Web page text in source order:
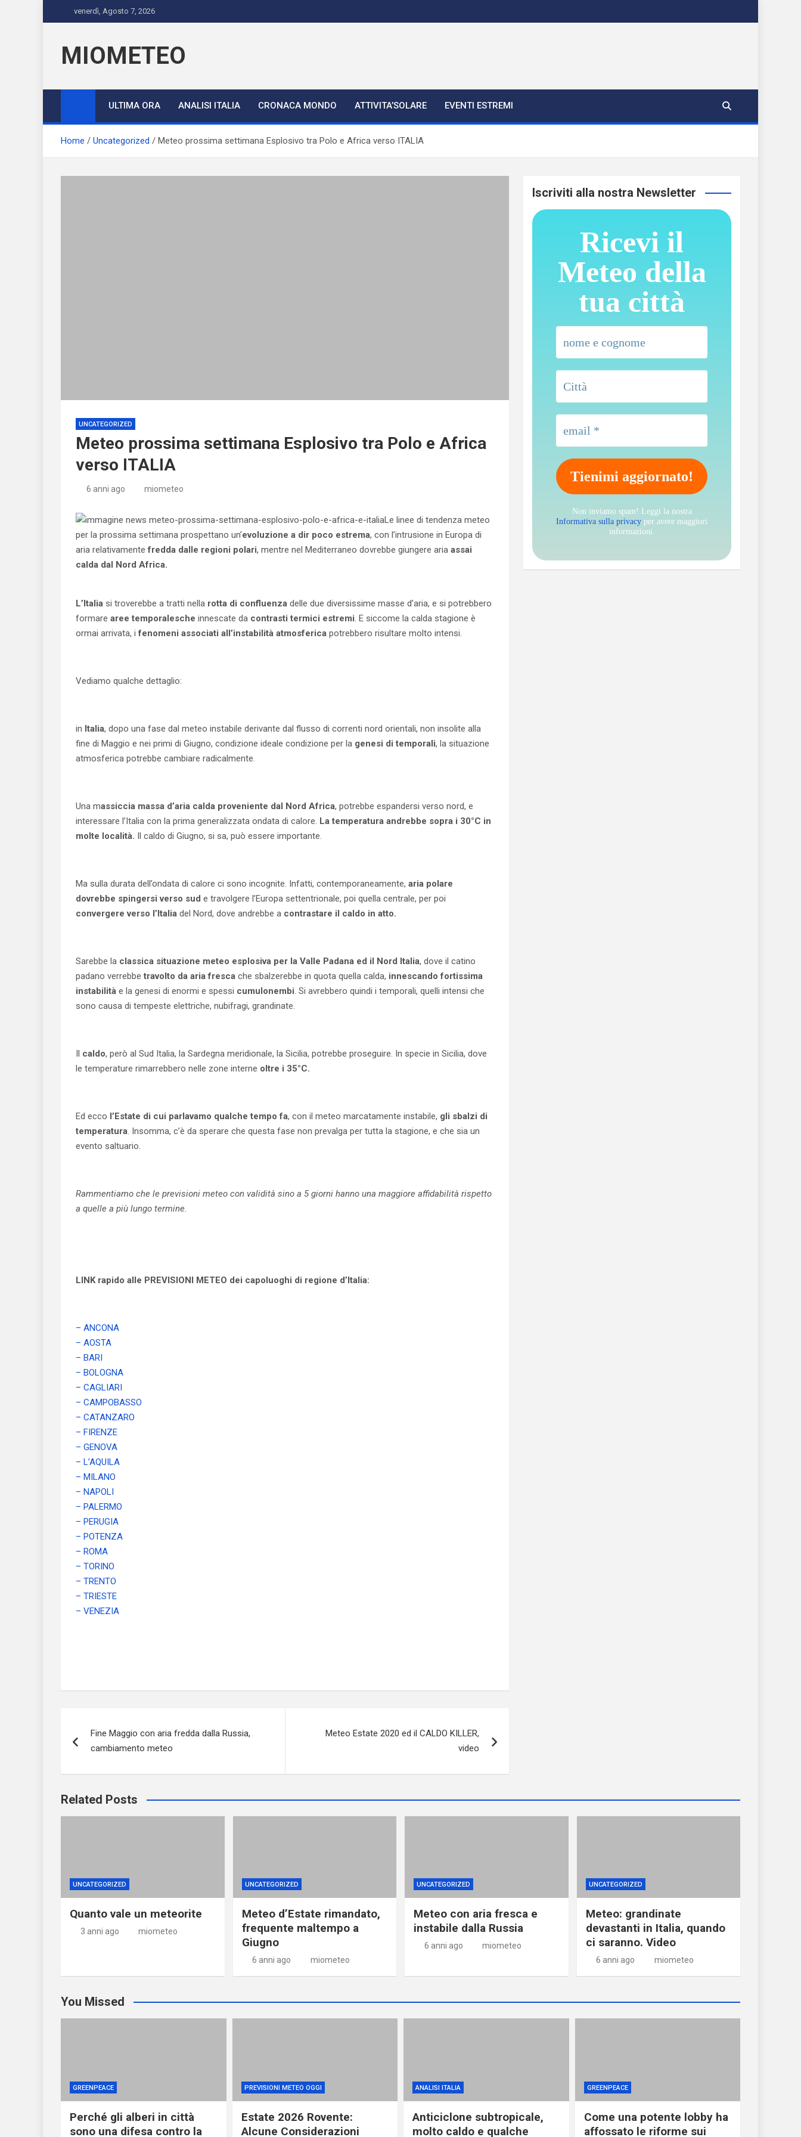
to
venerdì, Agosto 7, 2026
MIOMETEO
ULTIMA ORA ANALISI ITALIA CRONACA MONDO ATTIVITA’SOLARE EVENTI ESTREMI
Home Uncategorized Meteo prossima settimana Esplosivo tra Polo e Africa verso ITALIA
UNCATEGORIZED
Meteo prossima settimana Esplosivo tra Polo e Africa
verso ITALIA
6 anni ago miometeo
Le linee di tendenza meteo
per la prossima settimana prospettano un’evoluzione a dir poco estrema, con l’intrusione in Europa di
aria relativamentefredda dalle regioni polari, mentre nel Mediterraneo dovrebbe giungere aria assai
calda dal Nord Africa.
L’Italia si troverebbe a tratti nella rotta di confluenza delle due diversissime masse d’aria, e si potrebbero
formare aree temporalesche innescate da contrasti termici estremi. E siccome la calda stagione è
ormai arrivata, ifenomeni associati all’instabilità atmosferica potrebbero risultare molto intensi.
Vediamo qualche dettaglio:
in Italia, dopo una fase dal meteo instabile derivante dal flusso di correnti nord orientali, non insolite alla
fine di Maggio e nei primi di Giugno, condizione ideale condizione per la genesi di temporali, la situazione
atmosferica potrebbe cambiare radicalmente.
Una massiccia massa d’aria calda proveniente dal Nord Africa, potrebbe espandersi verso nord, e
interessare l’Italia con la prima generalizzata ondata di calore. La temperatura andrebbe sopra i 30°C in
molte località. Il caldo di Giugno, si sa, può essere importante.
Ma sulla durata dell’ondata di calore ci sono incognite. Infatti, contemporaneamente, aria polare
dovrebbe spingersi verso sud e travolgere l’Europa settentrionale, poi quella centrale, per poi
convergere verso l’Italia del Nord, dove andrebbe a contrastare il caldo in atto.
Sarebbe la classica situazione meteo esplosiva per la Valle Padana ed il Nord Italia, dove il catino
padano verrebbetravolto da aria fresca che sbalzerebbe in quota quella calda, innescando fortissima
instabilità e la genesi di enormi e spessi cumulonembi. Si avrebbero quindi i temporali, quelli intensi che
sono causa di tempeste elettriche, nubifragi, grandinate.
Il caldo, però al Sud Italia, la Sardegna meridionale, la Sicilia, potrebbe proseguire. In specie in Sicilia, dove
le temperature rimarrebbero nelle zone interne oltre i 35°C.
Ed ecco l’Estate di cui parlavamo qualche tempo fa, con il meteo marcatamente instabile, gli sbalzi di
temperatura. Insomma, c’è da sperare che questa fase non prevalga per tutta la stagione, e che sia un
evento saltuario.
Rammentiamo che le previsioni meteo con validità sino a 5 giorni hanno una maggiore affidabilità rispetto
a quelle a più lungo termine.
LINK rapido alle PREVISIONI METEO dei capoluoghi di regione d’Italia:
– ANCONA
– AOSTA
– BARI
– BOLOGNA
– CAGLIARI
– CAMPOBASSO
– CATANZARO
– FIRENZE
– GENOVA
– L’AQUILA
– MILANO
– NAPOLI
– PALERMO
– PERUGIA
– POTENZA
– ROMA
– TORINO
– TRENTO
– TRIESTE
– VENEZIA
articoli
Fine Maggio con aria fredda dalla Russia,
cambiamento meteo
Meteo Estate 2020 ed il CALDO KILLER,
video
Iscriviti alla nostra Newsletter
Ricevi il
Meteo della
tua città
Non inviamo spam! Leggi la nostra
Informativa sulla privacy per avere maggiori
informazioni.
Related Posts
UNCATEGORIZED
Quanto vale un meteorite
3 anni ago miometeo
UNCATEGORIZED
Meteo d’Estate rimandato,
frequente maltempo a
Giugno
6 anni ago miometeo
UNCATEGORIZED
Meteo con aria fresca e
instabile dalla Russia
6 anni ago miometeo
UNCATEGORIZED
Meteo: grandinate
devastanti in Italia, quando
ci saranno. Video
6 anni ago miometeo
You Missed
GREENPEACE
Perché gli alberi in città
sono una difesa contro la
PREVISIONI METEO OGGI
Estate 2026 Rovente:
Alcune Considerazioni
ANALISI ITALIA
Anticiclone subtropicale,
molto caldo e qualche
GREENPEACE
Come una potente lobby ha
affossato le riforme sui